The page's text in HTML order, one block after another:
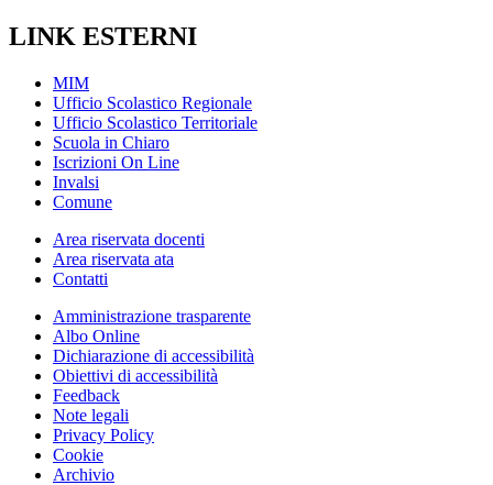
LINK ESTERNI
MIM
Ufficio Scolastico Regionale
Ufficio Scolastico Territoriale
Scuola in Chiaro
Iscrizioni On Line
Invalsi
Comune
Area riservata docenti
Area riservata ata
Contatti
Amministrazione trasparente
Albo Online
Dichiarazione di accessibilità
Obiettivi di accessibilità
Feedback
Note legali
Privacy Policy
Cookie
Archivio